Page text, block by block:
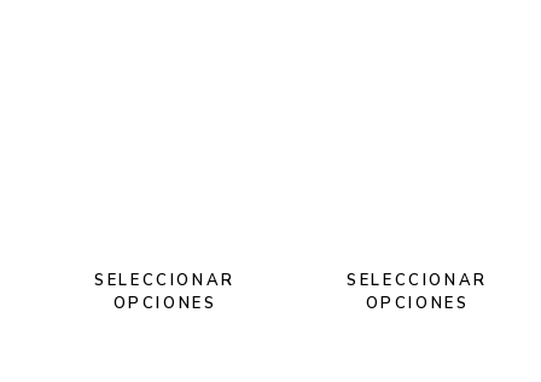
SELECCIONAR
OPCIONES
SELECCIONAR
OPCIONES